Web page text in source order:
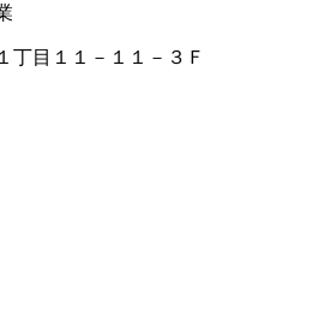
丁目１１－１１－３Ｆ